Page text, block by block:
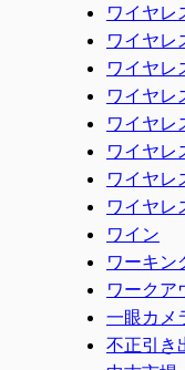
ワイヤレ
ワイヤレ
ワイヤレ
ワイヤレ
ワイヤレ
ワイヤレ
ワイヤレ
ワイヤレ
ワイン
ワーキン
ワークア
一眼カメ
不正引き